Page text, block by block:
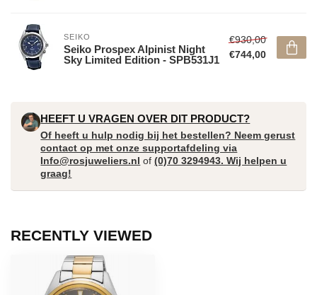
SEIKO
Seiko Prospex Alpinist Night
Sky Limited Edition - SPB531J1
€930,00
€744,00
HEEFT U VRAGEN OVER DIT PRODUCT?
Of heeft u hulp nodig bij het bestellen? Neem gerust
contact op met onze supportafdeling via
Info@rosjuweliers.nl of(0)70 3294943. Wij helpen u
graag!
RECENTLY VIEWED